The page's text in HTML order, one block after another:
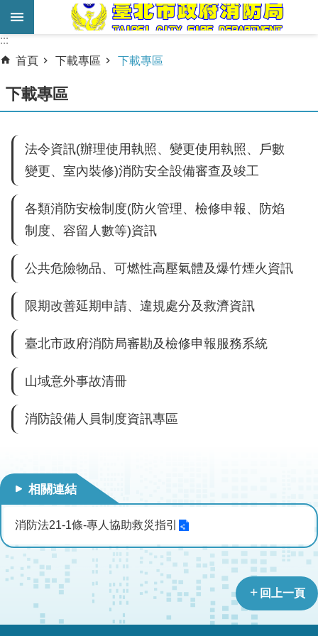
跳到主要內容區塊
進
搜
尋
業
務
服
機
簡
介
宣
教
載
專
民
力
園
地
政
府
訊
公
:::
:::
首頁
下載專區 下載專區
下載專區
法令資訊(辦理使用執照、變更使用執照、戶數
變更、室內裝修)消防安全設備審查及竣工
各類消防安檢制度(防火管理、檢修申報、防焰
制度、容留人數等)資訊
公共危險物品、可燃性高壓氣體及爆竹煙火資訊
限期改善延期申請、違規處分及救濟資訊
臺北市政府消防局審勘及檢修申報服務系統
山域意外事故清冊
消防設備人員制度資訊專區
相關連結
消防法21-1條-專人協助救災指引
回上一頁